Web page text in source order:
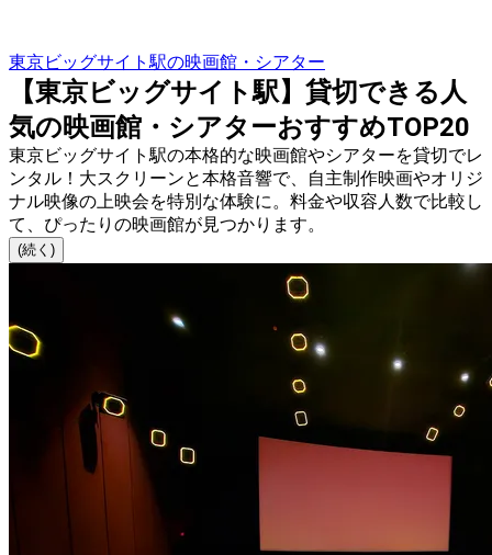
東京ビッグサイト駅の映画館・シアター
【東京ビッグサイト駅】貸切できる人
気の映画館・シアターおすすめTOP20
東京ビッグサイト駅の本格的な映画館やシアターを貸切でレ
ンタル！大スクリーンと本格音響で、自主制作映画やオリジ
ナル映像の上映会を特別な体験に。料金や収容人数で比較し
て、ぴったりの映画館が見つかります。
(続く)